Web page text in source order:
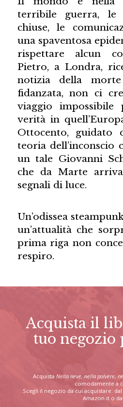
terribile guerra, le
chiuse, le
una spaventosa
rispettare alcun
Pietro, a Londra,
notizia della
fidanzata, non ci
viaggio
verità in
Ottocento, guidato
teoria dell’inconscio
un tale Giovanni
che da Marte
segnali di luce.
Un’odissea
un’attualità che
prima riga non
respiro.
Acquista il
tuo
Acquista Nella neve, nella polvere,
comodamente a
Scegli il negozio da cui acquistare:
Amazon.it o da